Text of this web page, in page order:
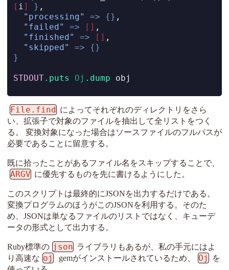
[ i] } ,
"processing"
=> {} ,
"failed"
=> [] ,
"finished"
=> [] ,
"skipped"
=>
{}
}
STDOUT.puts Oj .dump obj
File.find によってそれぞれのディレクトリをさら
い、拡張子で対象のファイルを抽出して全リストをつく
る。 変換対象になった場合はソースファイルのフルパスが
必要であることに留意する。
既に拾ったことがあるファイル名をスキップすることで、
ARGV に優先するものを先に書けるようにした。
このスクリプトは最終的にJSONを出力するだけである。
変換プログラムのほうがこのJSONを利用する。そのた
め、JSONは単なるファイルのリストではなく、キューデ
ータの形式として出力する。
Ruby標準の json ライブラリもあるが、私の手元にはよ
り高速な oj gemがインストールされているため、 Oj を